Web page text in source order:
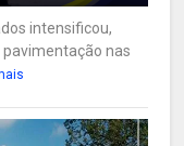
intensificou,
nas